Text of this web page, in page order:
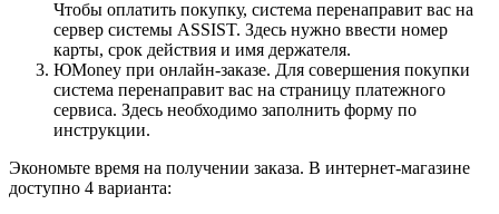
Чтобы оплатить покупку, система перенаправит вас на
сервер системы ASSIST. Здесь нужно ввести номер
карты, срок действия и имя держателя.
ЮMoney при онлайн-заказе. Для совершения покупки
система перенаправит вас на страницу платежного
сервиса. Здесь необходимо заполнить форму по
инструкции.
Экономьте время на получении заказа. В интернет-магазине
доступно 4 варианта: